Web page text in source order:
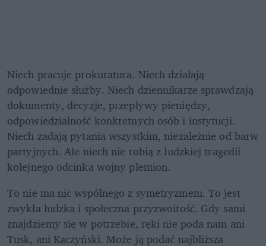
Niech pracuje prokuratura. Niech działają
odpowiednie służby. Niech dziennikarze sprawdzają
dokumenty, decyzje, przepływy pieniędzy,
odpowiedzialność konkretnych osób i instytucji.
Niech zadają pytania wszystkim, niezależnie od barw
partyjnych. Ale niech nie robią z ludzkiej tragedii
kolejnego odcinka wojny plemion.
To nie ma nic wspólnego z symetryzmem. To jest
zwykła ludzka i społeczna przyzwoitość. Gdy sami
znajdziemy się w potrzebie, ręki nie poda nam ani
Tusk, ani Kaczyński. Może ją podać najbliższa